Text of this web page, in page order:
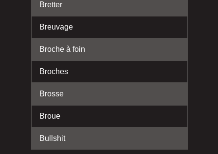
Bretter
Breuvage
Broche à foin
Broches
Brosse
Broue
Bullshit